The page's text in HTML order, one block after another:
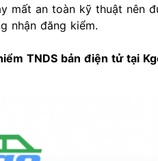
mất an toàn kỹ thuật nên
nhận đăng kiểm.
TNDS bản điện tử tại